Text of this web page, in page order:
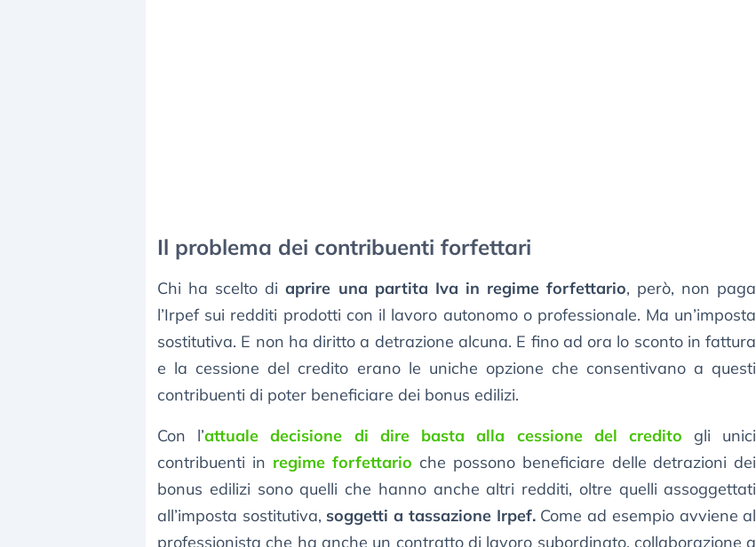
Il problema dei contribuenti forfettari
Chi ha scelto diaprire una partita Iva in regime forfettario, però, non paga
l’Irpef sui redditi prodotti con il lavoro autonomo o professionale. Ma un’imposta
sostitutiva. E non ha diritto a detrazione alcuna. E fino ad ora lo sconto in fattura
e la cessione del credito erano le uniche opzione che consentivano a questi
contribuenti di poter beneficiare dei bonus edilizi.
Con l’attuale decisione di dire basta alla cessione del credito gli unici
contribuenti in regime forfettario che possono beneficiare delle detrazioni dei
bonus edilizi sono quelli che hanno anche altri redditi, oltre quelli assoggettati
all’imposta sostitutiva, soggetti a tassazione Irpef.Come ad esempio avviene al
professionista che ha anche un contratto di lavoro subordinato, collaborazione a